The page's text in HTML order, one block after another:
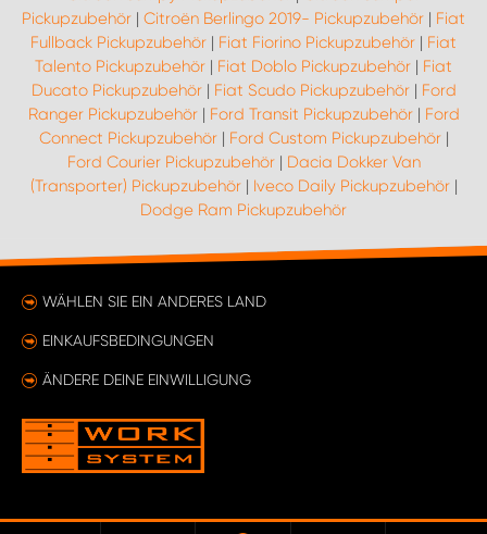
Pickupzubehör | Citroën Berlingo 2019- Pickupzubehör | Fiat
Fullback Pickupzubehör | Fiat Fiorino Pickupzubehör | Fiat
Talento Pickupzubehör | Fiat Doblo Pickupzubehör | Fiat
Ducato Pickupzubehör| Fiat Scudo Pickupzubehör| Ford
Ranger Pickupzubehör| Ford Transit Pickupzubehör| Ford
Connect Pickupzubehör| Ford Custom Pickupzubehör|
Ford Courier Pickupzubehör| Dacia Dokker Van
(Transporter) Pickupzubehör| Iveco Daily Pickupzubehör|
Dodge Ram Pickupzubehör
WÄHLEN SIE EIN ANDERES LAND
EINKAUFSBEDINGUNGEN
ÄNDERE DEINE EINWILLIGUNG